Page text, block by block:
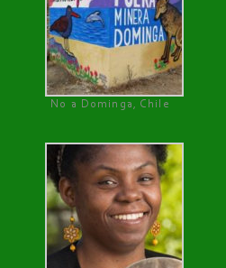
No a Dominga, Chile